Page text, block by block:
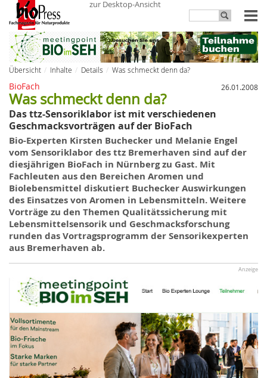
zur Desktop-Ansicht
Übersicht Inhalte Details Was schmeckt denn da?
BioFach 26.01.2008
Was schmeckt denn da?
Das ttz-Sensoriklabor ist mit verschiedenen
Geschmacksvorträgen auf der BioFach
Bio-Experten Kirsten Buchecker und Melanie Engel
vom Sensoriklabor des ttz Bremerhaven sind aufder
diesjährigen BioFach in Nürnberg zu Gast. Mit
Fachleuten aus den Bereichen Aromen und
Biolebensmittel diskutiert Buchecker Auswirkungen
des Einsatzes von Aromen in Lebensmitteln. Weitere
Vorträge zu den Themen Qualitätssicherung mit
Lebensmittelsensorik und Geschmacksforschung
runden das Vortragsprogramm der Sensorikexperten
aus Bremerhaven ab.
Anzeige